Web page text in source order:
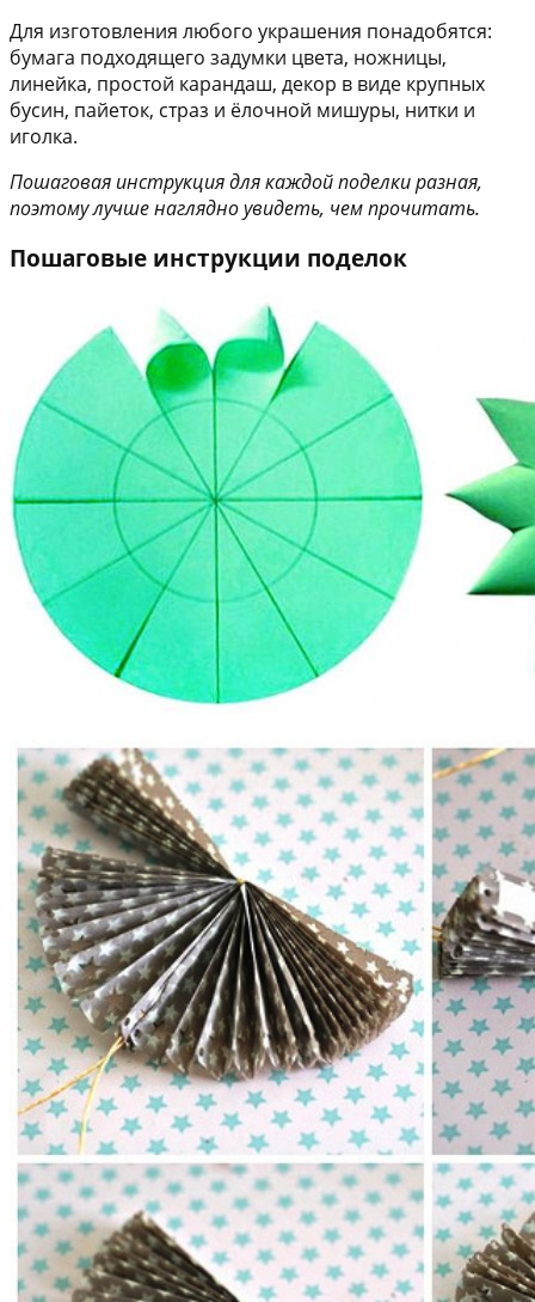
Для изготовления любого украшения понадобятся:
бумага подходящего задумки цвета, ножницы,
линейка, простой карандаш, декор в виде крупных
бусин, пайеток, страз и ёлочной мишуры, нитки и
иголка.
Пошаговая инструкция для каждой поделки разная,
поэтому лучше наглядно увидеть, чем прочитать.
Пошаговые инструкции поделок